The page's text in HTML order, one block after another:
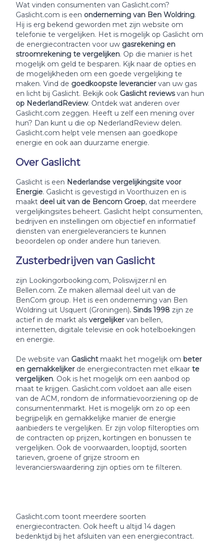
Wat vinden consumenten van Gaslicht.com?
Gaslicht.com is een onderneming van Ben Woldring.
Hij is erg bekend geworden met zijn website om
telefonie te vergelijken. Het is mogelijk op Gaslicht om
de energiecontracten voor uw gasrekening en
stroomrekening te vergelijken. Op die manier is het
mogelijk om geld te besparen. Kijk naar de opties en
de mogelijkheden om een goede vergelijking te
maken. Vind de goedkoopste leveranciervan uw gas
en licht bij Gaslicht. Bekijk ook Gaslicht reviewsvan hun
op NederlandReview. Ontdek wat anderen over
Gaslicht.com zeggen. Heeft u zelf een mening over
hun? Dan kunt u die op NederlandReview delen.
Gaslicht.com helpt vele mensen aan goedkope
energie en ook aan duurzame energie.
Over Gaslicht
Gaslicht is een Nederlandse vergelijkingsite voor
Energie. Gaslicht is gevestigd in Voorthuizen en is
maakt deel uit van de Bencom Groep, dat meerdere
vergelijkingsites beheert. Gaslicht helpt consumenten,
bedrijven en instellingen om objectief en informatief
diensten van energieleveranciers te kunnen
beoordelen op onder andere hun tarieven.
Zusterbedrijven van Gaslicht
zijn Lookingorbooking.com, Poliswijzer.nl en
Bellen.com. Ze maken allemaal deel uit van de
BenCom group. Het is een onderneming van Ben
Woldring uit Usquert (Groningen). Sinds 1998 zijn ze
actief in de markt als vergelijkervan bellen,
internetten, digitale televisie en ook hotelboekingen
en energie.
De website van Gaslicht maakt het mogelijk om beter
en gemakkelijkerde energiecontracten met elkaar te
vergelijken. Ook is het mogelijk om een aanbod op
maat te krijgen. Gaslicht.com voldoet aan alle eisen
van de ACM, rondom de informatievoorziening op de
consumentenmarkt. Het is mogelijk om zo op een
begrijpelijk en gemakkelijke manier de energie
aanbieders te vergelijken. Er zijn volop filteropties om
de contracten op prijzen, kortingen en bonussen te
vergelijken. Ook de voorwaarden, looptijd, soorten
tarieven, groene of grijze stroom en
leverancierswaardering zijn opties om te filteren.
Gaslicht.com toont meerdere soorten
energiecontracten. Ook heeft u altijd 14 dagen
bedenktijd bij het afsluiten van een energiecontract.